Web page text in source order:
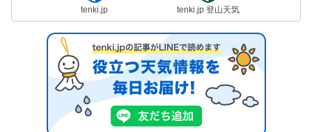
tenki.jp tenki.jp 登山天気